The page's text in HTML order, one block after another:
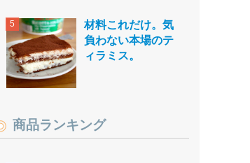
材料これだけ。気
負わない本場のテ
ィラミス。
商品ランキング